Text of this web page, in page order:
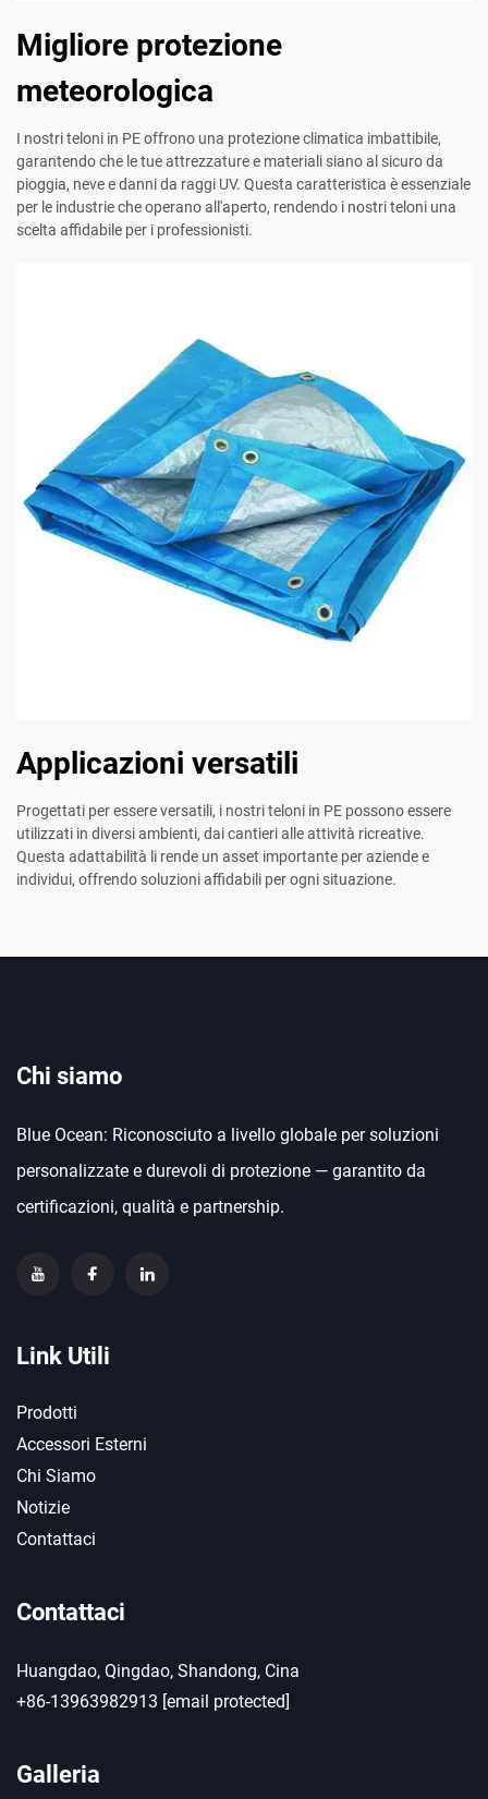
Migliore protezione
meteorologica
I nostri teloni in PE offrono una protezione climatica imbattibile,
garantendo che le tue attrezzature e materiali siano al sicuro da
pioggia, neve e danni da raggi UV. Questa caratteristica è essenziale
per le industrie che operano all'aperto, rendendo i nostri teloni una
scelta affidabile per i professionisti.
Applicazioni versatili
Progettati per essere versatili, i nostri teloni in PE possono essere
utilizzati in diversi ambienti, dai cantieri alle attività ricreative.
Questa adattabilità li rende un asset importante per aziende e
individui, offrendo soluzioni affidabili per ogni situazione.
Chi siamo
Blue Ocean: Riconosciuto a livello globale per soluzioni
personalizzate e durevoli di protezione — garantito da
certificazioni, qualità e partnership.
Link Utili
Prodotti
Accessori Esterni
Chi Siamo
Notizie
Contattaci
Contattaci
Huangdao, Qingdao, Shandong, Cina
+86-13963982913 [email protected]
Galleria